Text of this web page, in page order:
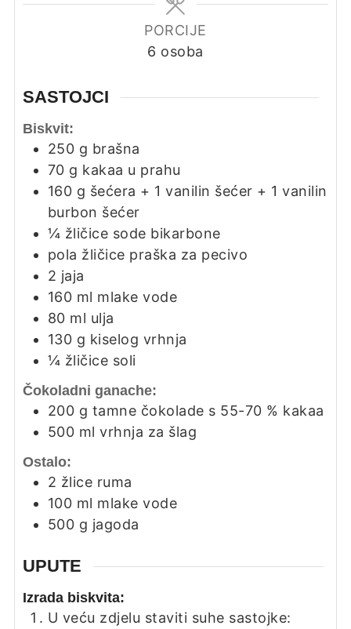
PORCIJE
6 osoba
SASTOJCI
Biskvit:
250 g brašna
70 g kakaa u prahu
160 g šećera + 1 vanilin šećer + 1 vanilin
burbon šećer
¼ žličice sode bikarbone
pola žličice praška za pecivo
2 jaja
160 ml mlake vode
80 ml ulja
130 g kiselog vrhnja
¼ žličice soli
Čokoladni ganache:
200 g tamne čokolade s 55-70 % kakaa
500 ml vrhnja za šlag
Ostalo:
2 žlice ruma
100 ml mlake vode
500 g jagoda
UPUTE
Izrada biskvita:
U veću zdjelu staviti suhe sastojke: